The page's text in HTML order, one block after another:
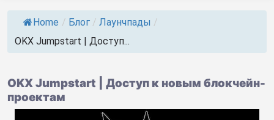
Home / Блог / Лаунчпады /
OKX Jumpstart | Доступ...
OKX Jumpstart | Доступ к новым блокчейн-
проектам